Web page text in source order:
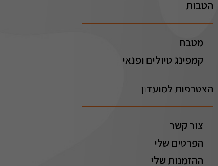
הטבות
מטבח
קמפינג טיולים ופנאי
הצטרפות למועדון
צור קשר
הפרטים שלי
ההזמנות שלי